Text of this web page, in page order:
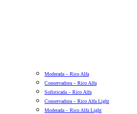
Moderada – Rico Alfa
Conservadora – Rico Alfa
Sofisticada – Rico Alfa
Conservadora – Rico Alfa Light
Moderada – Rico Alfa Light